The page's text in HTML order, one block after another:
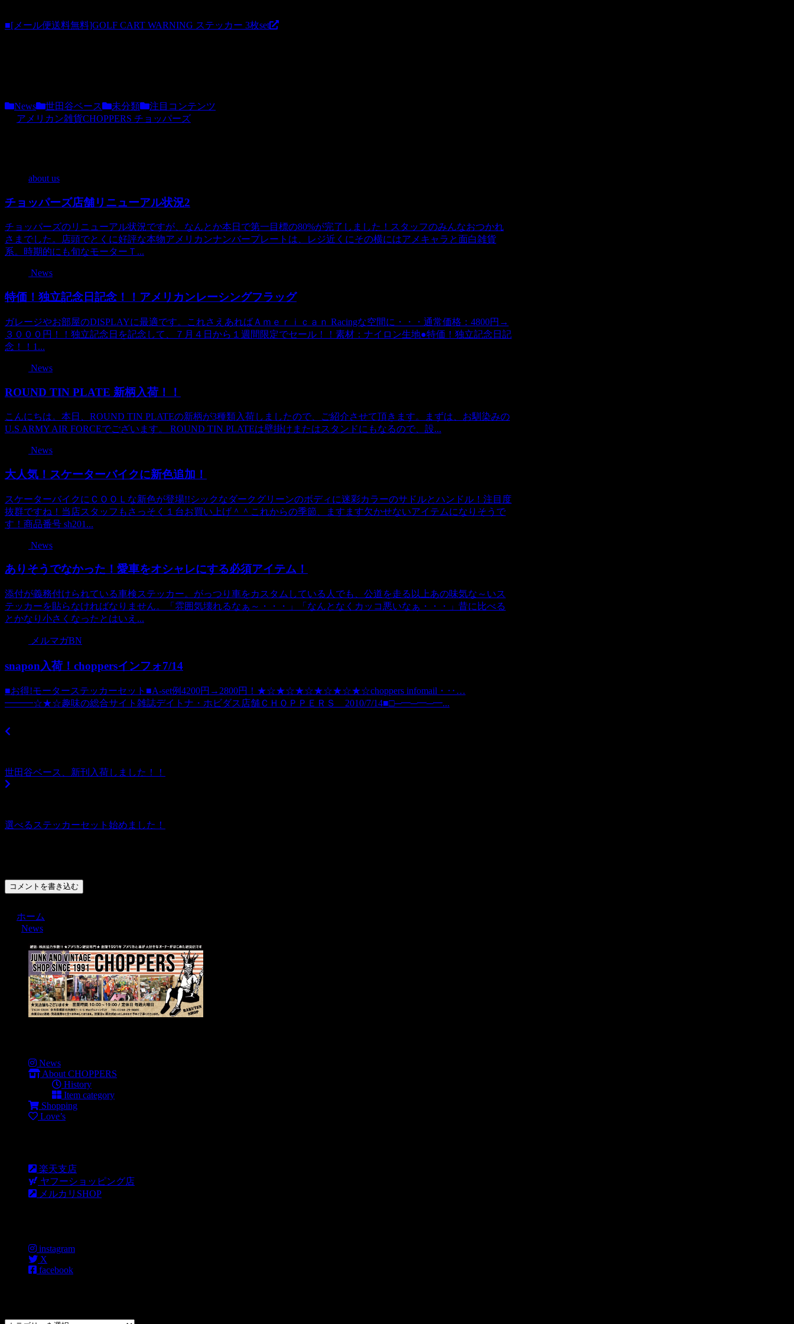
■[メール便送料無料]GOLF CART WARNING ステッカー 3枚set
News 世田谷ベース 未分類
注目コンテンツ
アメリカン雑貨CHOPPERS チョッパーズ
about us
チョッパーズ店舗リニューアル状況2
チョッパーズのリニューアル状況ですが、なんとか本日で第一目標の80%が完了しました！スタッフのみんなおつかれ
さまでした。店頭でとくに好評な本物アメリカンナンバープレートは、レジ近くにその横にはアメキャラと面白雑貨
系。時期的にも旬なモーターＴ...
News
特価！独立記念日記念！！アメリカンレーシングフラッグ
ガレージやお部屋のDISPLAYに最適です。これさえあればＡｍｅｒｉｃａｎ Racingな空間に・・・通常価格：4800円→
３０００円！！独立記念日を記念して、７月４日から１週間限定でセール！！素材：ナイロン生地●特価！独立記念日記
念！！1...
News
ROUND TIN PLATE 新柄入荷！！
こんにちは。本日、ROUND TIN PLATEの新柄が3種類入荷しましたので、ご紹介させて頂きます。まずは、お馴染みの
U.S ARMY AIR FORCEでございます。 ROUND TIN PLATEは壁掛けまたはスタンドにもなるので、設...
News
大人気！スケーターバイクに新色追加！
スケーターバイクにＣＯＯＬな新色が登場!!シックなダークグリーンのボディに迷彩カラーのサドルとハンドル！注目度
抜群ですね！当店スタッフもさっそく１台お買い上げ＾＾これからの季節、ますます欠かせないアイテムになりそうで
す！商品番号 sh201...
News
ありそうでなかった！愛車をオシャレにする必須アイテム！
添付が義務付けられている車検ステッカー。がっつり車をカスタムしている人でも、公道を走る以上あの味気な～いス
テッカーを貼らなければなりません。「雰囲気壊れるなぁ～・・・」「なんとなくカッコ悪いなぁ・・・」昔に比べる
とかなり小さくなったとはいえ...
メルマガBN
snapon入荷！choppersインフォ7/14
■お得!モーターステッカーセット■A-set例4200円→2800円！★☆★☆★☆★☆★☆★☆choppers infomail・‥…
━━━☆★☆趣味の総合サイト雑誌デイトナ・ホビダス店舗ＣＨＯＰＰＥＲＳ 2010/7/14■□─━─━─━...
世田谷ベース、新刊入荷しました！！
選べるステッカーセット始めました！
コメントを書き込む
ホーム
News
News
About CHOPPERS
History
Item category
Shopping
Love’s
楽天支店
ヤフーショッピング店
メルカリSHOP
instagram
X
facebook